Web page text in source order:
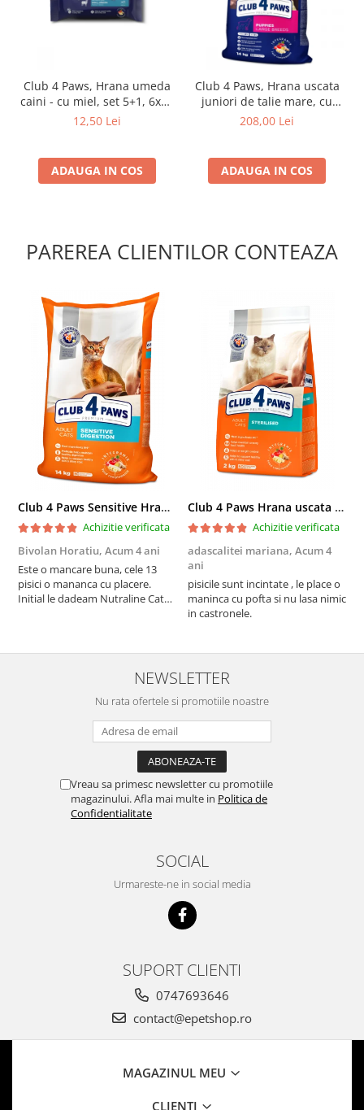
Club 4 Paws, Hrana umeda
caini - cu miel, set 5+1, 6x80
g
12,50 Lei
ADAUGA IN COS
Club 4 Paws, Hrana uscata
juniori de talie mare, cu
pui, 14kg
208,00 Lei
ADAUGA IN COS
PAREREA CLIENTILOR CONTEAZA
Club 4 Paws Sensitive Hrana uscata pisici adulte, 14kg
Achizitie verificata
Bivolan Horatiu, Acum 4 ani
Este o mancare buna, cele 13
pisici o mananca cu placere.
Initial le dadeam Nutraline Cat
nu o mananca cu placere. Eu
sunt multumit si voi continua cu
Club 4 Paws Hrana uscata pisici sterilizate, 2kg
Achizitie verificata
adascalitei mariana, Acum 4
ani
pisicile sunt incintate , le place o
maninca cu pofta si nu lasa nimic
in castronele.
NEWSLETTER
Nu rata ofertele si promotiile noastre
Vreau sa primesc newsletter cu promotiile
magazinului. Afla mai multe in Politica de
Confidentialitate
SOCIAL
Urmareste-ne in social media
SUPORT CLIENTI
0747693646
contact@epetshop.ro
MAGAZINUL MEU
CLIENTI